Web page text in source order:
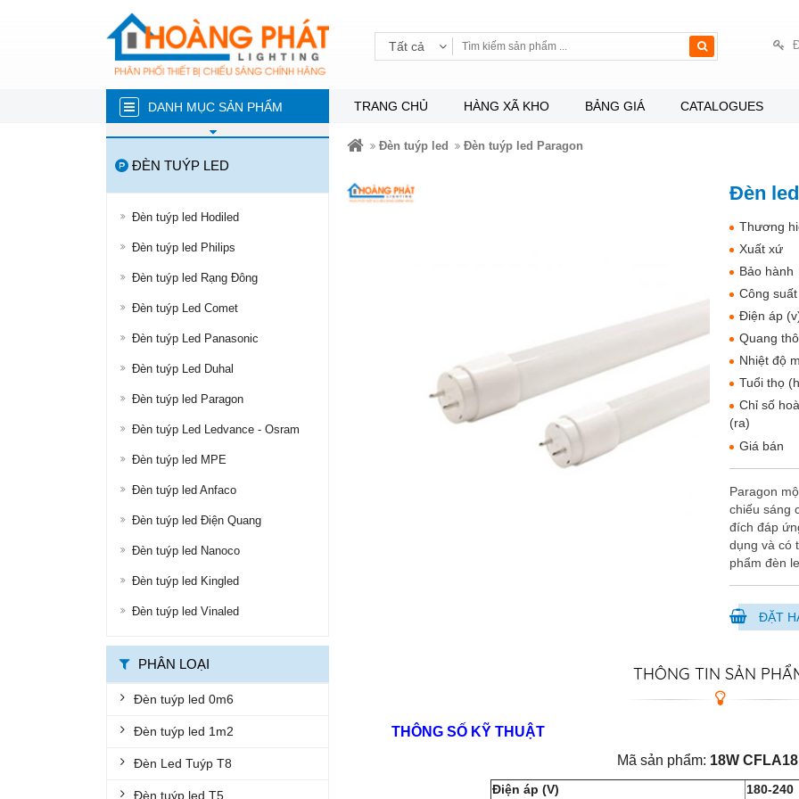
Tất cả
DANH MỤC SẢN PHẨM
ĐÈN NĂNG LƯỢNG MẶT TRỜI
ĐÈN LED TRÒN
ĐÈN BÁN NGUYỆT
ĐÈN PHA
ĐÈN LED NHÀ XƯỞNG
ĐÈN ĐƯỜNG LED
ĐÈN LED ỐP TRẦN
ĐÈN LED PANEL
ĐÈN THÔNG MINH
ĐÈN CHỐNG CHÁY NỔ
ĐÈN EXIT
ĐÈN KHẨN CẤP
BỘ MÁNG ĐÈN LED
TRANG CHỦ HÀNG XÃ KHO BẢNG GIÁ CATALOGUES
ĐÈN TUÝP LED
Đèn tuýp led Hodiled
Đèn tuýp led Philips
Đèn tuýp led Rạng Đông
Đèn tuýp Led Comet
Đèn tuýp Led Panasonic
Đèn tuýp Led Duhal
Đèn tuýp led Paragon
Đèn tuýp Led Ledvance - Osram
Đèn tuýp led MPE
Đèn tuýp led Anfaco
Đèn tuýp led Điện Quang
Đèn tuýp led Nanoco
Đèn tuýp led Kingled
Đèn tuýp led Vinaled
PHÂN LOẠI
Đèn tuýp led 0m6
Đèn tuýp led 1m2
Đèn Led Tuýp T8
Đèn tuýp led T5
Đèn tuýp led Đèn tuýp led Paragon
Đèn
Thương
Xuất xứ
Bảo hành
Công
Điện áp
Quang
Nhiệt độ
Tuổi thọ
Chỉ số
(ra)
Giá bán
Paragon
chiếu sáng
đích đáp
dụng và có
phẩm đèn
ĐẶT
THÔNG TIN SẢN
THÔNG SỐ KỸ THUẬT
Mã sản phẩm: 18W
Điện áp (V) 180-240